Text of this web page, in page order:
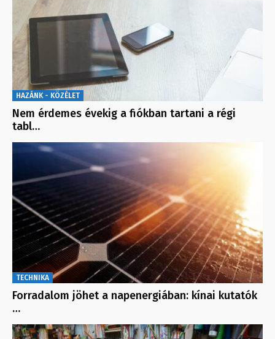
HAZÁNK - KÖZÉLET
Nem érdemes évekig a fiókban tartani a régi
tabl…
TECHNIKA
Forradalom jöhet a napenergiában: kínai kutatók
…